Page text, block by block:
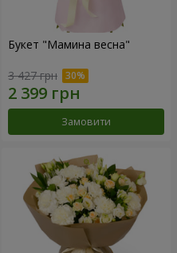
Букет "Мамина весна"
3 427 грн
Замовити